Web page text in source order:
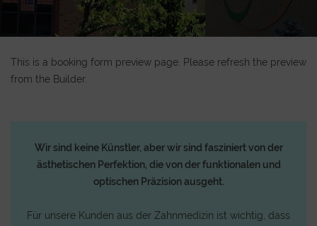
This is a booking form preview page. Please refresh the preview
from the Builder.
Wir sind keine Künstler, aber wir sind fasziniert von der
ästhetischen Perfektion, die von der funktionalen und
optischen Präzision ausgeht.
Für unsere Kunden aus der Zahnmedizin ist wichtig, dass